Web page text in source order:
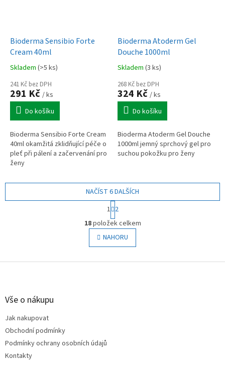
Bioderma Sensibio Forte
Cream 40ml
Skladem (>5 ks)
241 Kč bez DPH
291 Kč / ks
Do košíku
Bioderma Sensibio Forte Cream
40ml okamžitá zklidňující péče o
pleť při pálení a začervenání pro
ženy
Bioderma Atoderm Gel
Douche 1000ml
Skladem (3 ks)
268 Kč bez DPH
324 Kč / ks
Do košíku
Bioderma Atoderm Gel Douche
1000ml jemný sprchový gel pro
suchou pokožku pro ženy
O
v
l
á
a
NAČÍST 6 DALŠÍCH
S
t
r
á
n
k
v
1 2
18položek celkem
NAHORU
Z
Vše o nákupu
Jak nakupovat
Obchodní podmínky
Podmínky ochrany osobních údajů
Kontakty